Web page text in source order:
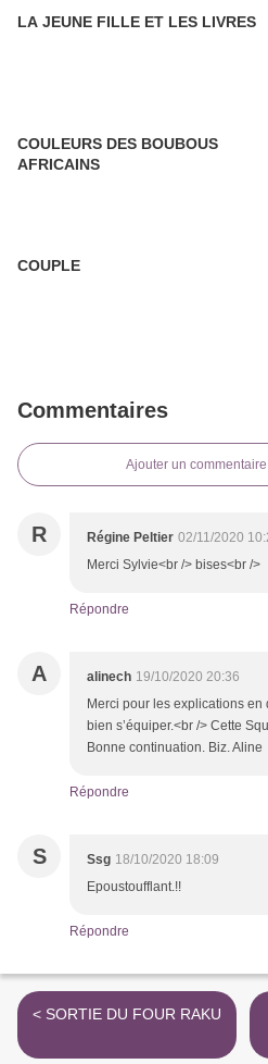
LA JEUNE FILLE ET LES LIVRES
COULEURS DES BOUBOUS
AFRICAINS
COUPLE
Commentaires
Ajouter un commentaire
R Régine Peltier 02/11/2020
Merci Sylvie<br /> bises<br />
Répondre
A alinech 19/10/2020 20:36
Merci pour les explications en
bien s’équiper.<br /> Cette
Bonne continuation. Biz. Aline
Répondre
S Ssg 18/10/2020 18:09
Epoustoufflant.!!
Répondre
< SORTIE DU FOUR RAKU